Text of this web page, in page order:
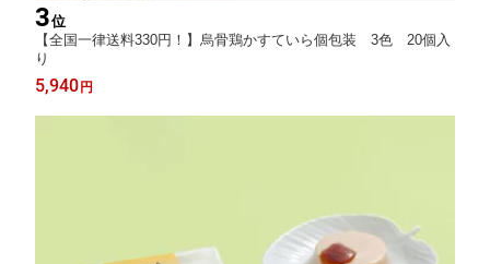
3位
【全国一律送料330円！】烏骨鶏かすていら個包装 3色 20個入
り
5,940円